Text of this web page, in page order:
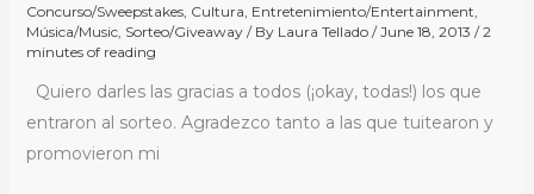
Concurso/Sweepstakes, Cultura Entretenimiento/Entertainment
Música/Music, Sorteo/Giveaway/ By Laura Tellado /June 18, 2013 /2
minutes of reading
Quiero darles las gracias a todos (¡okay, todas!) los que
entraron al sorteo. Agradezco tanto a las que tuitearon y
promovieron mi